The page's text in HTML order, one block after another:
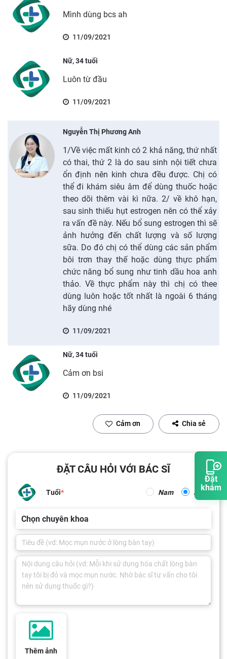
Đặt
khám
Mình dùng bcs ah
11/09/2021
Nữ, 34 tuổi
Luôn từ đầu
11/09/2021
Nguyễn Thị Phương Anh
1/Về việc mất kinh có 2 khả năng, thứ nhất
có thai, thứ 2 là do sau sinh nội tiết chưa
ổn định nên kinh chưa đều được. Chị có
thể đi khám siêu âm để dùng thuốc hoặc
theo dõi thêm vài kì nữa. 2/ về khô hạn,
sau sinh thiếu hụt estrogen nên có thể xảy
ra vấn đề này. Nếu bổ sung estrogen thì sẽ
ảnh hưởng đến chất lượng và số lượng
sữa. Do đó chị có thể dùng các sản phẩm
bôi trơn thay thế hoặc dùng thực phẩm
chức năng bổ sung như tinh dầu hoa anh
thảo. Về thực phẩm này thì chị có thee
dùng luôn hoặc tốt nhất là ngoài 6 tháng
hãy dùng nhé
11/09/2021
Nữ, 34 tuổi
Cảm ơn bsi
11/09/2021
Cảm ơn Chia sẻ
ĐẶT CÂU HỎI VỚI BÁC SĨ
Tuổi Nam Nữ
Chọn chuyên khoa
Thêm ảnh